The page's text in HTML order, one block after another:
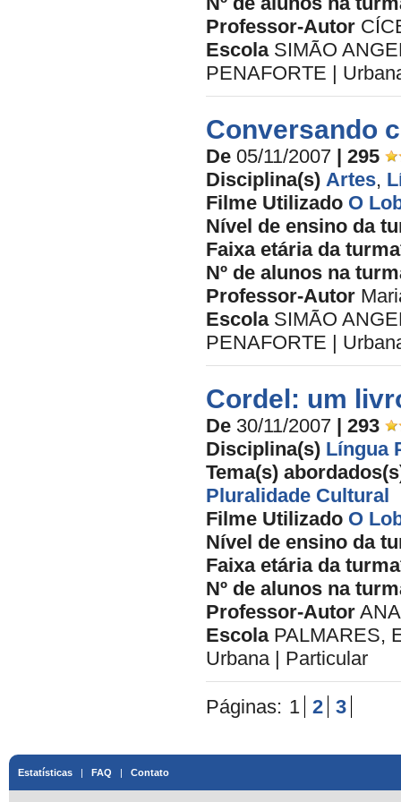
Professor-Autor
Escola SIMÃO
PENAFORTE |
Conversando
De 05/11/2007 | 295
Disciplina(s) Artes,
Filme Utilizado O
Nível de ensino da
Faixa etária da
Nº de alunos na
Professor-Autor
Escola SIMÃO
PENAFORTE |
Cordel: um
De 30/11/2007 | 293
Disciplina(s) Língua
Tema(s)
Pluralidade Cultural
Filme Utilizado O
Nível de ensino da
Faixa etária da
Nº de alunos na
Professor-Autor
Escola PALMARES,
Urbana | Particular
Páginas: 1 2 3
Estatísticas | FAQ | Contato